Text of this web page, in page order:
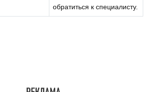
обратиться к специалисту.